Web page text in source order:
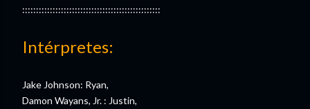
::::::::::::::::::::::::::::::::::::::::::::::::::
Intérpretes:
Jake Johnson: Ryan,
Damon Wayans, Jr. : Justin,